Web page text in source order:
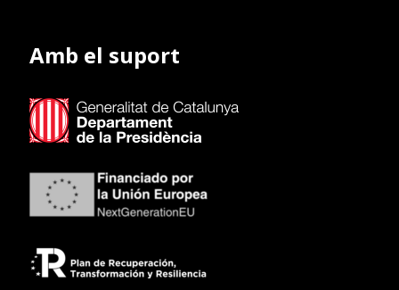
Amb el suport